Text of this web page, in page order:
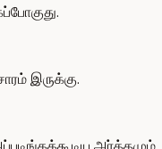
இருக்கு.